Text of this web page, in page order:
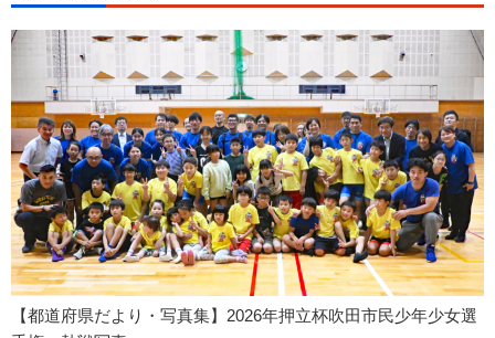
【都道府県だより・写真集】2026年押立杯吹田市民少年少女選